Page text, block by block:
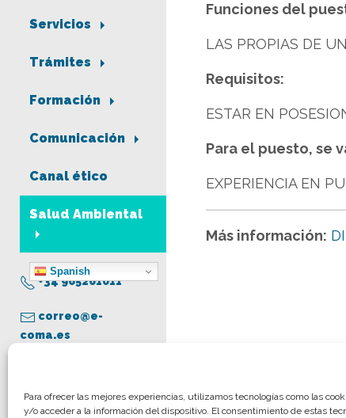
Para ofrecer las mejores experiencias, utilizamos tecnologías como las
y/o acceder a la información del dispositivo. El consentimiento de estas
Servicios
Trámites
Formación
Comunicación
Canal ético
Salud Ambiental
Spanish
+34 965261011
correo@e-
coma.es
Aviso legal
Funciones del
LAS PROPIAS DE
Requisitos:
ESTAR EN
Para el puesto, se
EXPERIENCIA EN
Más información: